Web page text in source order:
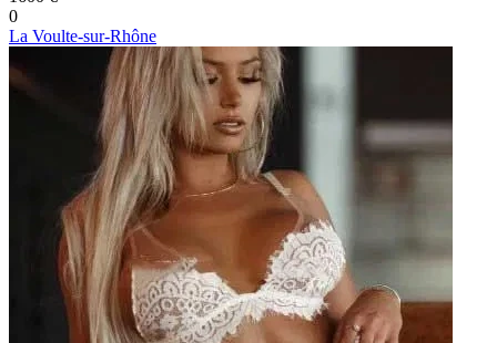
0
La Voulte-sur-Rhône